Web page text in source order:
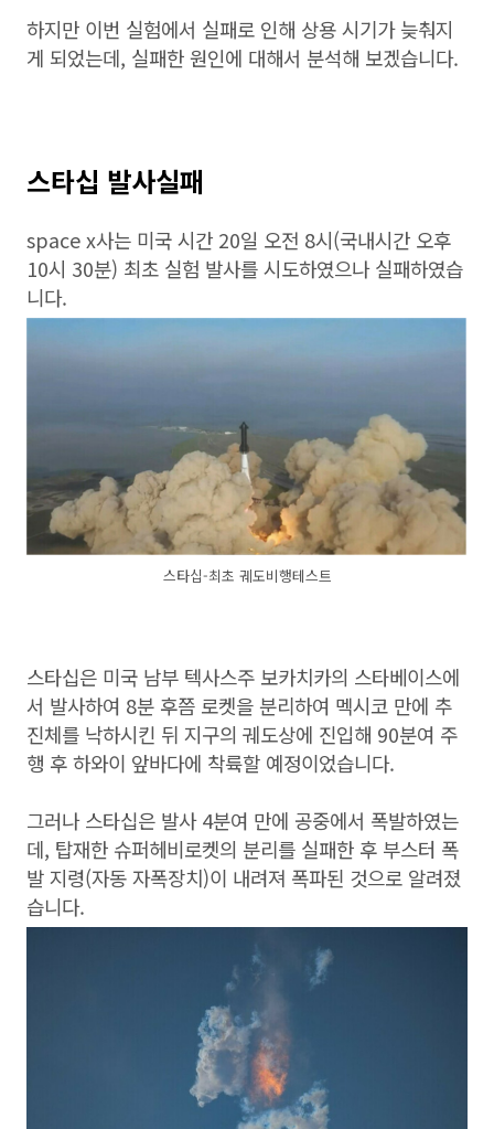
하지만 이번 실험에서 실패로 인해 상용 시기가 늦춰지
게 되었는데, 실패한 원인에 대해서 분석해 보겠습니다.
스타십 발사실패
space x사는 미국 시간 20일 오전 8시(국내시간 오후
10시 30분) 최초 실험 발사를 시도하였으나 실패하였습
니다.
스타십-최초 궤도비행테스트
스타십은 미국 남부 텍사스주 보카치카의 스타베이스에
서 발사하여 8분 후쯤 로켓을 분리하여 멕시코 만에 추
진체를 낙하시킨 뒤 지구의 궤도상에 진입해 90분여 주
행 후 하와이 앞바다에 착륙할 예정이었습니다.
그러나 스타십은 발사 4분여 만에 공중에서 폭발하였는
데, 탑재한 슈퍼헤비로켓의 분리를 실패한 후 부스터 폭
발 지령(자동 자폭장치)이 내려져 폭파된 것으로 알려졌
습니다.